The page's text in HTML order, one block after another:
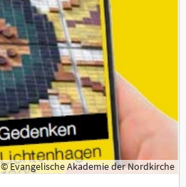
© Evangelische Akademie der Nordkirche